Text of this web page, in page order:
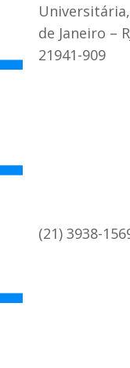
de Janeiro –
21941-909
(21) 3938-